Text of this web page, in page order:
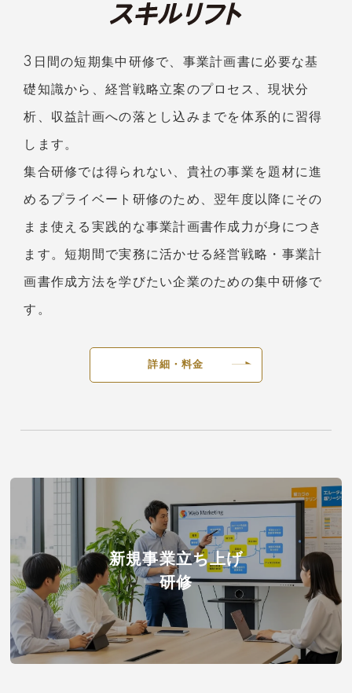
3日間の短期集中研修で、事業計画書に必要な基
礎知識から、経営戦略立案のプロセス、現状分
析、収益計画への落とし込みまでを体系的に習得
します。
集合研修では得られない、貴社の事業を題材に進
めるプライベート研修のため、翌年度以降にその
まま使える実践的な事業計画書作成力が身につき
ます。短期間で実務に活かせる経営戦略・事業計
画書作成方法を学びたい企業のための集中研修で
す。
詳細・料金
新規事業立ち上げ
研修